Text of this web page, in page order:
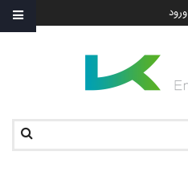
ورود